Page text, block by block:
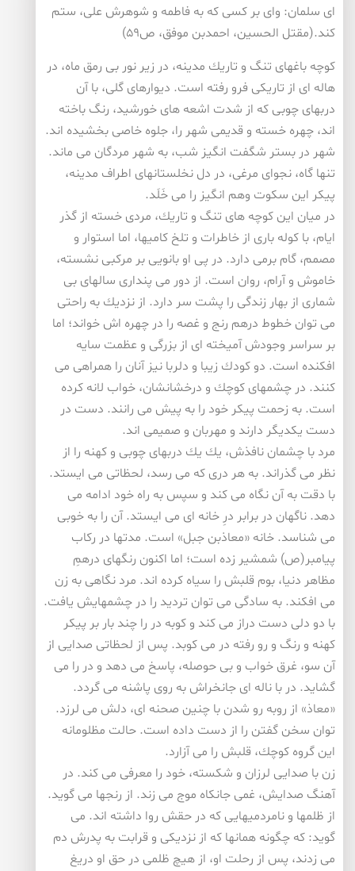
ای سلمان: وای بر كسی كه به فاطمه و شوهرش علی، ستم
كند.(مقتل الحسین، احمدبن موفق، ص۵۹)
كوچه باغهای تنگ و تاریك مدینه، در زیر نور بی رمق ماه، در
هاله ای از تاریكی فرو رفته است. دیوارهای گلی، با آن
دربهای چوبی كه از شدت اشعه های خورشید، رنگ باخته
اند، چهره خسته و قدیمی شهر را، جلوه خاصی بخشیده اند.
شهر در بستر شگفت انگیز شب، به شهر مردگان می ماند.
تنها گاه، نجوای مرغی، در دل نخلستانهای اطراف مدینه،
پیكر این سكوت وهم انگیز را می خَلَد.
در میان این كوچه های تنگ و تاریك، مردی خسته از گذر
ایام، با كوله باری از خاطرات و تلخ كامیها، اما استوار و
مصمم، گام برمی دارد. در پی او بانویی بر مركبی نشسته،
خاموش و آرام، روان است. از دور می پنداری سالهای بی
شماری از بهار زندگی را پشت سر دارد. از نزدیك به راحتی
می توان خطوط درهم رنج و غصه را در چهره اش خواند؛ اما
بر سراسر وجودش آمیخته ای از بزرگی و عظمت سایه
افكنده است. دو كودك زیبا و دلربا نیز آنان را همراهی می
كنند. در چشمهای كوچك و درخشانشان، خواب لانه كرده
است. به زحمت پیكر خود را به پیش می رانند. دست در
دست یكدیگر دارند و مهربان و صمیمی اند.
مرد با چشمان نافذش، یك یك دربهای چوبی و كهنه را از
نظر می گذراند. به هر دری كه می رسد، لحظاتی می ایستد.
با دقت به آن نگاه می كند و سپس به راه خود ادامه می
دهد. ناگهان در برابر درِ خانه ای می ایستد. آن را به خوبی
می شناسد. خانه «معاذبن جبل» است. مدتها در ركاب
پیامبر(ص) شمشیر زده است؛ اما اكنون رنگهای درهمِ
مظاهر دنیا، بوم قلبش را سیاه كرده اند. مرد نگاهی به زن
می افكند. به سادگی می توان تردید را در چشمهایش یافت.
با دو دلی دست دراز می كند و كوبه در را چند بار بر پیكر
كهنه و رنگ و رو رفته در می كوبد. پس از لحظاتی صدایی از
آن سو، غرق خواب و بی حوصله، پاسخ می دهد و در را می
گشاید. در با ناله ای جانخراش به روی پاشنه می گردد.
«معاذ» از روبه رو شدن با چنین صحنه ای، دلش می لرزد.
توان سخن گفتن را از دست داده است. حالت مظلومانه
این گروه كوچك، قلبش را می آزارد.
زن با صدایی لرزان و شكسته، خود را معرفی می كند. در
آهنگ صدایش، غمی جانكاه موج می زند. از رنجها می گوید.
از ظلمها و نامردمیهایی كه در حقش روا داشته اند. می
گوید: كه چگونه همانها كه از نزدیكی و قرابت به پدرش دم
می زدند، پس از رحلت او، از هیچ ظلمی در حق او دریغ